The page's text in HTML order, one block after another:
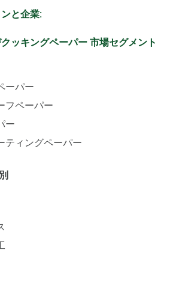
と企業:
ッキングペーパー 市場セグメント
ーパー
フペーパー
ー
ティングペーパー